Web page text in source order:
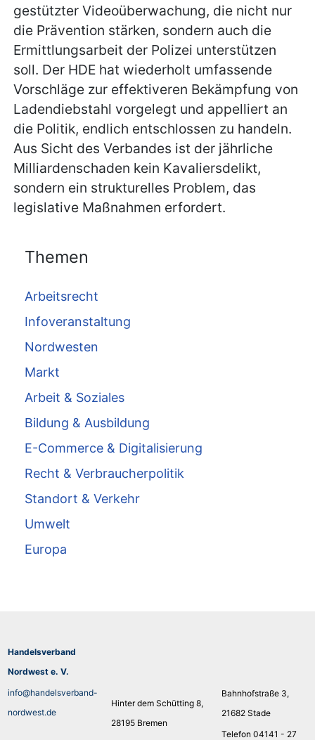
gestützter Videoüberwachung, die nicht nur
die Prävention stärken, sondern auch die
Ermittlungsarbeit der Polizei unterstützen
soll. Der HDE hat wiederholt umfassende
Vorschläge zur effektiveren Bekämpfung von
Ladendiebstahl vorgelegt und appelliert an
die Politik, endlich entschlossen zu handeln.
Aus Sicht des Verbandes ist der jährliche
Milliardenschaden kein Kavaliersdelikt,
sondern ein strukturelles Problem, das
legislative Maßnahmen erfordert.
Themen
Arbeitsrecht
Infoveranstaltung
Nordwesten
Markt
Arbeit & Soziales
Bildung & Ausbildung
E-Commerce & Digitalisierung
Recht & Verbraucherpolitik
Standort & Verkehr
Umwelt
Europa
Handelsverband
Nordwest e. V.
info@handelsverband-
nordwest.de
Hinter dem Schütting 8,
28195 Bremen
Bahnhofstraße 3,
21682 Stade
Telefon 04141 - 27